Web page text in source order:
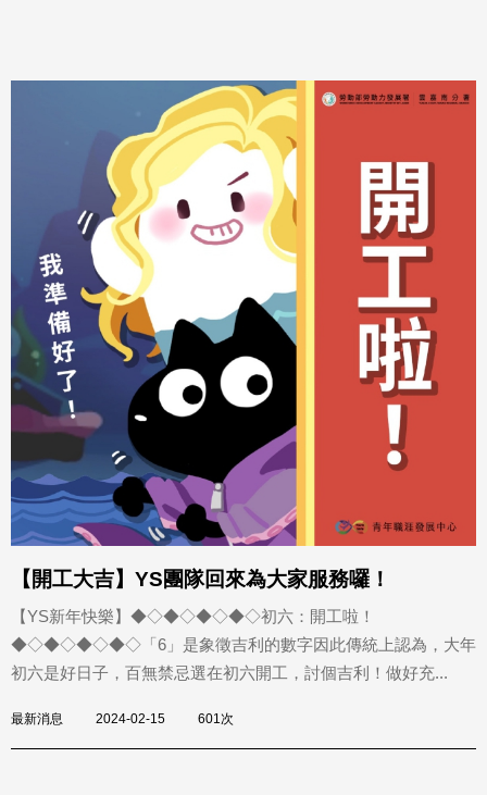
【開工大吉】YS團隊回來為大家服務囉！
【YS新年快樂】󠀠◆◇◆◇◆◇◆◇初六：開工啦！
◆◇◆◇◆◇◆◇󠀠「6」是象徵吉利的數字因此傳統上認為，大年
初六是好日子，百無禁忌選在初六開工，討個吉利！󠀠做好充...
最新消息 2024-02-15 601次